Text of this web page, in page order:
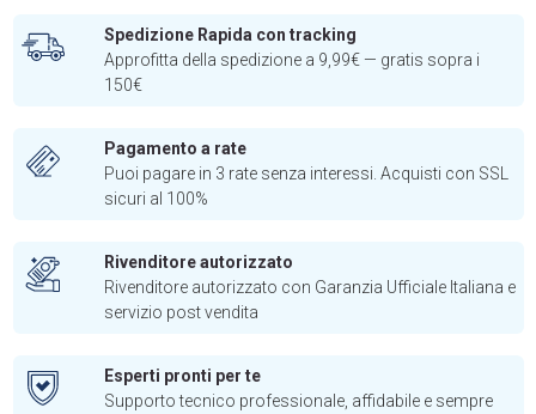
Spedizione Rapida con tracking
Approfitta della spedizione a 9,99€ — gratis sopra i
150€
Pagamento a rate
Puoi pagare in 3 rate senza interessi. Acquisti con SSL
sicuri al 100%
Rivenditore autorizzato
Rivenditore autorizzato con Garanzia Ufficiale Italiana e
servizio post vendita
Esperti pronti per te
Supporto tecnico professionale, affidabile e sempre